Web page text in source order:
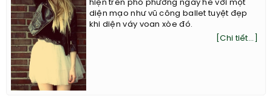
hiện trên phố phường ngày hè với một
diện mạo như vũ công ballet tuyệt đẹp
khi diện váy voan xòe đó.
[Chi tiết...]